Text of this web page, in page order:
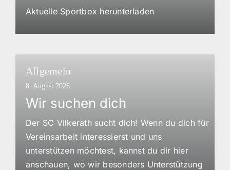
Aktuelle Sportbox herunterladen
Allgemein
8. August 2026
Wir suchen dich
Der SC Vilkerath sucht dich! Wenn du dich für
Vereinsarbeit interessierst und uns
unterstützen möchtest, kannst du dir hier
anschauen, wo wir besonders Unterstützung